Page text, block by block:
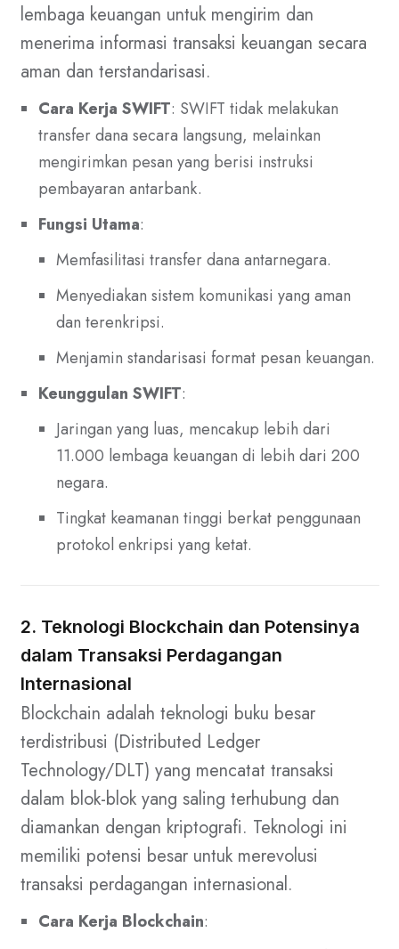
lembaga keuangan untuk mengirim dan
menerima informasi transaksi keuangan secara
aman dan terstandarisasi.
Cara Kerja SWIFT: SWIFT tidak melakukan
transfer dana secara langsung, melainkan
mengirimkan pesan yang berisi instruksi
pembayaran antarbank.
Fungsi Utama:
Memfasilitasi transfer dana antarnegara.
Menyediakan sistem komunikasi yang aman
dan terenkripsi.
Menjamin standarisasi format pesan keuangan.
Keunggulan SWIFT:
Jaringan yang luas, mencakup lebih dari
11.000 lembaga keuangan di lebih dari 200
negara.
Tingkat keamanan tinggi berkat penggunaan
protokol enkripsi yang ketat.
2. Teknologi Blockchain dan Potensinya
dalam Transaksi Perdagangan
Internasional
Blockchain adalah teknologi buku besar
terdistribusi (Distributed Ledger
Technology/DLT) yang mencatat transaksi
dalam blok-blok yang saling terhubung dan
diamankan dengan kriptografi. Teknologi ini
memiliki potensi besar untuk merevolusi
transaksi perdagangan internasional.
Cara Kerja Blockchain: